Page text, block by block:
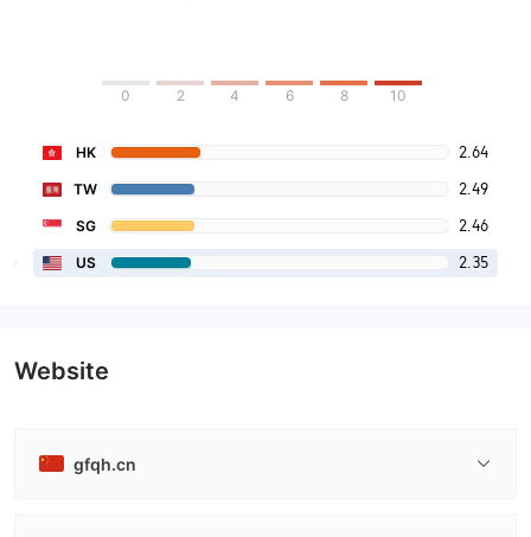
0 2 4 6 8 10
HK 2.64
TW 2.49
SG 2.46
US 2.35
Website
gfqh.cn